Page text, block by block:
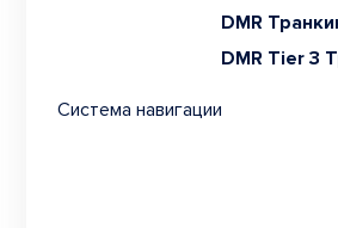
DMR
DMR Tier 3
Система навигации